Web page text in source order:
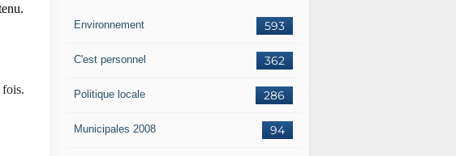
593
Environnement
362
C'est personnel
286
Politique locale
94
Municipales 2008